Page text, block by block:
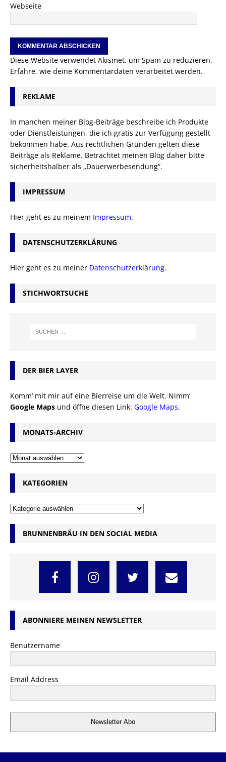
Webseite
Diese Website verwendet Akismet, um Spam zu reduzieren.
Erfahre, wie deine Kommentardaten verarbeitet werden.
REKLAME
In manchen meiner Blog-Beiträge beschreibe ich Produkte
oder Dienstleistungen, die ich gratis zur Verfügung gestellt
bekommen habe. Aus rechtlichen Gründen gelten diese
Beiträge als Reklame. Betrachtet meinen Blog daher bitte
sicherheitshalber als „Dauerwerbesendung“.
IMPRESSUM
Hier geht es zu meinem Impressum.
DATENSCHUTZERKLÄRUNG
Hier geht es zu meiner Datenschutzerklärung.
STICHWORTSUCHE
DER BIER LAYER
Komm’ mit mir auf eine Bierreise um die Welt. Nimm’
Google Maps und öffne diesen Link: Google Maps.
MONATS-ARCHIV
KATEGORIEN
BRUNNENBRÄU IN DEN SOCIAL MEDIA
ABONNIERE MEINEN NEWSLETTER
Benutzername
Email Address
Newsletter Abo